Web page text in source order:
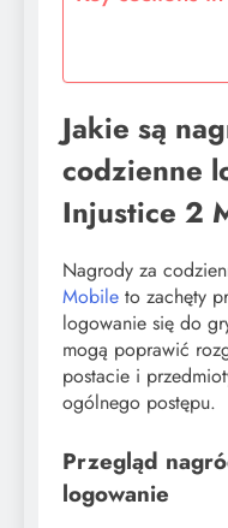
Jakie są
codzienne
Injustice 2
Nagrody za
Mobile to zachęty
logowanie się do
mogą poprawić
postacie i
ogólnego postępu.
Przegląd
logowanie